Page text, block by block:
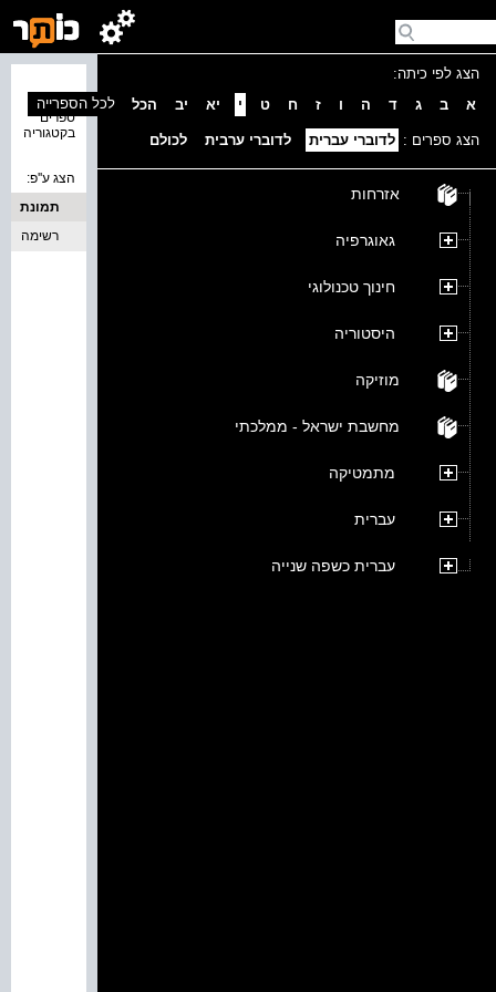
הצג לפי כיתה:
א
ב ג ד ה ו ז ח ט י יא יב הכל
הצג ספרים : לדוברי עברית לדוברי ערבית לכולם
אזרחות
גאוגרפיה
חינוך טכנולוגי
היסטוריה
מוזיקה
מחשבת ישראל - ממלכתי
מתמטיקה
עברית
עברית כשפה שנייה
ספרים
בקטגוריה
לכל הספרייה
הצג ע''פ:
תמונת
כריכה
רשימה